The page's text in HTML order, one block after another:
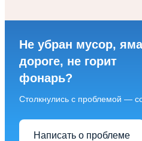
Не убран мусор,
дороге, не горит
фонарь?
Столкнулись с проблемой —
Написать о проблеме